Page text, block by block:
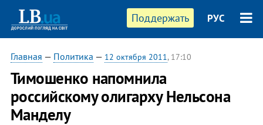
Поддержать РУС
Главная — Политика — 12 октября 2011, 17:10
Тимошенко напомнила
российскому олигарху Нельсона
Манделу